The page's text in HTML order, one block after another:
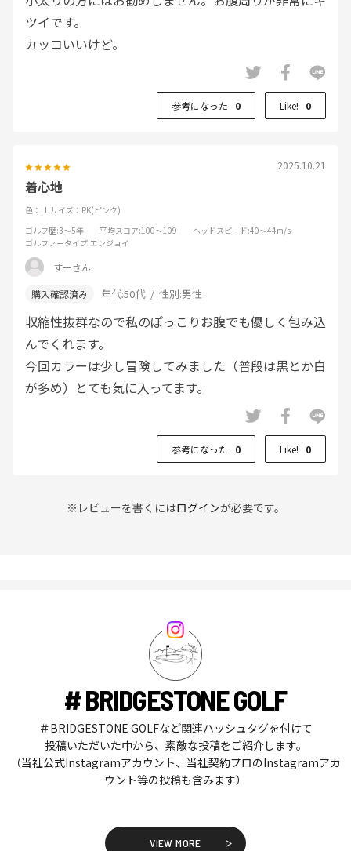
ツイです。
カッコいいけど。
参考になった 0 Like! 0
2025.10.21
着心地
色：LL サイズ：PK(ピンク)
ゴルフ歴:3～5年 平均スコア:100～109 ヘッドスピード:40～44m/s
ゴルファータイプ:エンジョイ
すーさん
年代:50代 性別:男性
収縮性抜群なので私のぽっこりお腹でも優しく包み込
んでくれます。
今回カラーは少し冒険してみました（普段は黒とか白
が多め）とても気に入ってます。
参考になった 0 Like! 0
※レビューを書くにはログインが必要です。
# BRIDGESTONE GOLF
＃BRIDGESTONE GOLFなど関連ハッシュタグを付けて
投稿いただいた中から、素敵な投稿をご紹介します。
（当社公式Instagramアカウント、当社契約プロのInstagramアカ
ウント等の投稿も含みます）
VIEW MORE